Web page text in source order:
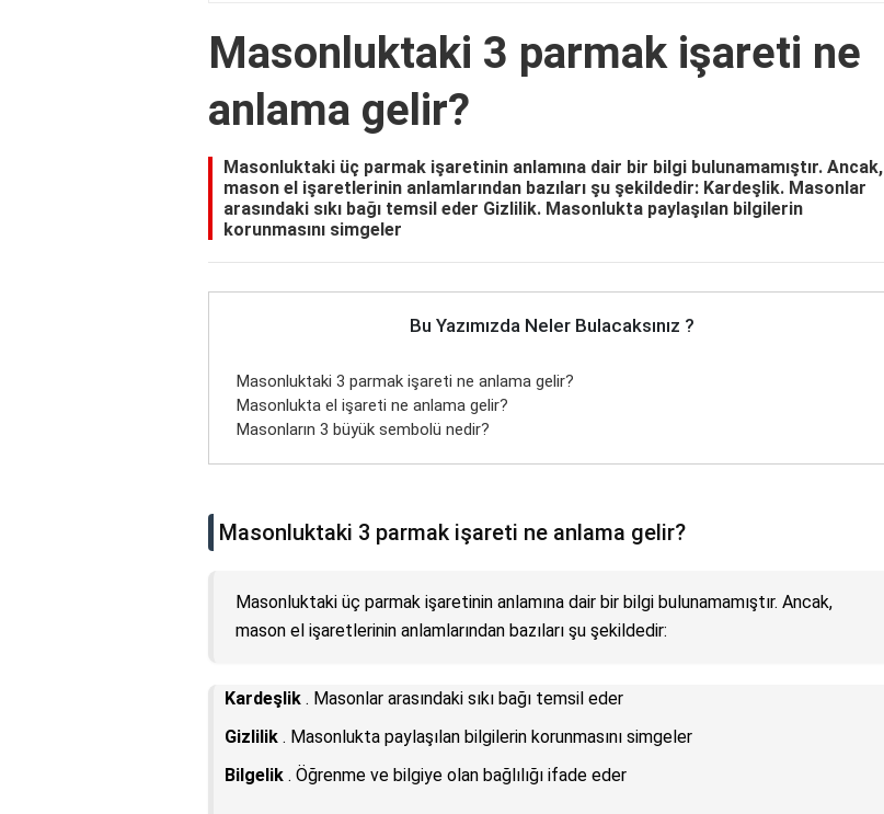
Masonluktaki 3 parmak işareti ne
anlama gelir?
Masonluktaki üç parmak işaretinin anlamına dair bir bilgi bulunamamıştır. Ancak,
mason el işaretlerinin anlamlarından bazıları şu şekildedir: Kardeşlik. Masonlar
arasındaki sıkı bağı temsil eder Gizlilik. Masonlukta paylaşılan bilgilerin
korunmasını simgeler
Bu Yazımızda Neler Bulacaksınız ?
Masonluktaki 3 parmak işareti ne anlama gelir?
Masonlukta el işareti ne anlama gelir?
Masonların 3 büyük sembolü nedir?
Masonluktaki 3 parmak işareti ne anlama gelir?
Masonluktaki üç parmak işaretinin anlamına dair bir bilgi bulunamamıştır. Ancak,
mason el işaretlerinin anlamlarından bazıları şu şekildedir:
Kardeşlik . Masonlar arasındaki sıkı bağı temsil eder
Gizlilik . Masonlukta paylaşılan bilgilerin korunmasını simgeler
Bilgelik . Öğrenme ve bilgiye olan bağlılığı ifade eder